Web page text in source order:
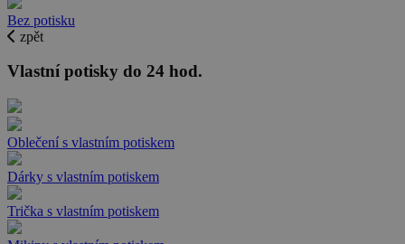
Bez potisku
zpět
Vlastní potisky do 24 hod.
Oblečení s vlastním potiskem
Dárky s vlastním potiskem
Trička s vlastním potiskem